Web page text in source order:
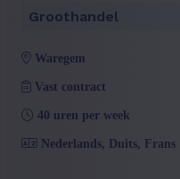
+ Toon meer - Toon minder
Bachelor(9)
+ Toon meer - Toon minder
Type contract
Vast contract(8)
Groothandel
waregem
Vast contract
40 uren per week
Nederlands, Duits, Frans